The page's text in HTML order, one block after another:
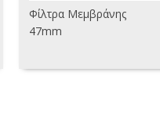
Φίλτρα Μεμβράνης
47mm